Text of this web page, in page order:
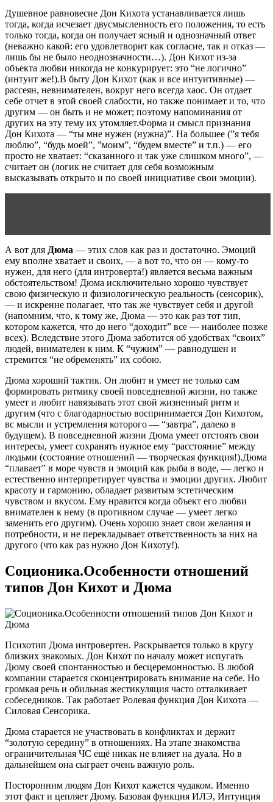
Душевное равновесие Дон Кихота устанавливается лишь
тогда, когда исчезает двусмысленность его положения, то есть
только тогда, когда он получает ясный и однозначный ответ
(неважно какой: его удовлетворит как согласие, так и отказ —
лишь бы не было неоднозначности…). Дон Кихот из-за
объекта любви никогда не конкурирует: это “не логично”
(интуит же!).В быту Дон Кихот (как и все интуитивные) —
рассеян, невнимателен, вокруг него всегда хаос. Он отдает
себе отчет в этой своей слабости, но также понимает и то, что
другим — он быть и не может; поэтому напоминания от
других на эту тему их утомляет.Форма и смысл признания
Дон Кихота — “ты мне нужен (нужна)”. На большее (”я тебя
люблю”, “будь моей”, ”моим”, “будем вместе” и т.п.) — его
просто не хватает: “сказанного и так уже слишком много”, —
считает он (логик не считает для себя возможным
высказывать открыто и по своей инициативе свои эмоции).
А вот для Дюма — этих слов как раз и достаточно. Эмоций
ему вполне хватает и своих, — а вот то, что он — кому-то
нужен, для него (для интроверта!) является весьма важным
обстоятельством! Дюма исключительно хорошо чувствует
свою физическую и физиологическую реальность (сенсорик),
— и искренне полагает, что так же чувствует себя и другой
(напомним, что, к тому же, Дюма — это как раз тот тип,
котором кажется, что до него “доходит” все — наиболее позже
всех). Вследствие этого Дюма заботится об удобствах “своих”
людей, внимателен к ним. К “чужим” — равнодушен и
стремится “не обременять” их собою.
Дюма хороший тактик. Он любит и умеет не только сам
формировать ритмику своей повседневной жизни, но также
умеет и любит навязывать этот свой жизненный ритм и
другим (что с благодарностью воспринимается Дон Кихотом,
вс мысли и устремления которого — “завтра”, далеко в
будущем). В повседневной жизни Дюма умеет отстоять свои
интересы, умеет сохранять нужное ему “расстояние” между
людьми (состояние отношений — творческая функция!).Дюма
“плавает” в море чувств и эмоций как рыба в воде, — легко и
естественно интерпретирует чувства и эмоции других. Любит
красоту и гармонию, обладает развитым эстетическим
чувством и вкусом. Ему нравится когда объект его любви
внимателен к нему (в противном случае — умеет легко
заменить его другим). Очень хорошо знает свои желания и
потребности, и не перекладывает ответственность за них на
другого (что как раз нужно Дон Кихоту!).
Соционика.Особенности отношений
типов Дон Кихот и Дюма
Психотип Дюма интровертен. Раскрывается только в кругу
близких знакомых. Дон Кихот по началу может испугать
Дюму своей спонтанностью и бесцеремонностью. В любой
компании старается сконцентрировать внимание на себе. Но
громкая речь и обильная жестикуляция часто отталкивает
собеседников. Так работает Ролевая функция Дон Кихота —
Силовая Сенсорика.
Дюма старается не участвовать в конфликтах и держит
“золотую середину” в отношениях. На этапе знакомства
ограничительная ЧС ещё никак не влияет на дуала. Но в
дальнейшем она сыграет очень важную роль.
Посторонним людям Дон Кихот кажется чудаком. Именно
этот факт и цепляет Дюму. Базовая функция ИЛЭ, Интуиция